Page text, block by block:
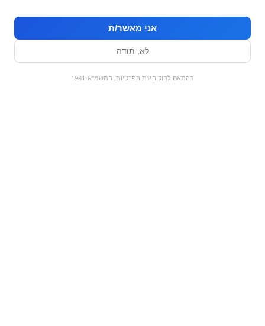
כל המוצרים
0
הקניות שלי מבצעים
אני מאשר/ת
לא, תודה
בהתאם לחוק הגנת הפרטיות, התשמ"א-1981